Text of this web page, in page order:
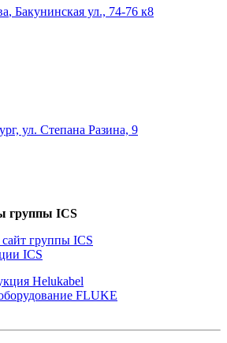
, Бакунинская ул., 74-76 к8
ул. Степана Разина, 9
группы ICS
группы ICS
ICS
Helukabel
FLUKE